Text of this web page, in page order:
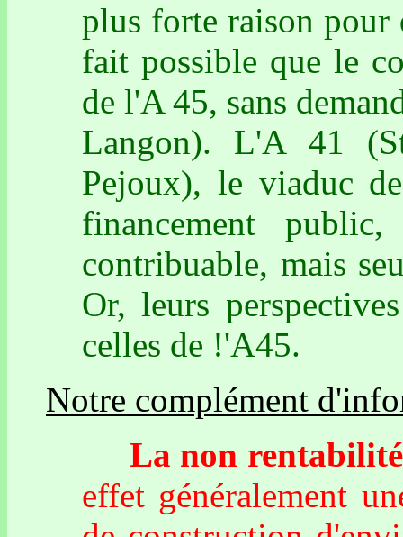
plus forte raison pour
fait possible que le
de l'A 45, sans
Langon). L'A 41
Pejoux), le viaduc
financement
contribuable, mais
Or, leurs
celles de !'A45.
Notre complément
La non rentabilité
effet généralement